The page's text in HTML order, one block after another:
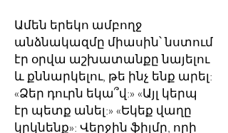
Ամեն երեկո ամբողջ
անձնակազմը միասին՝ նստում
էր օրվա աշխատանքը նայելու
և քննարկելու, թե ինչ ենք արել:
«Ձեր դուրն եկա՞վ:» «Այլ կերպ
էր պետք անել:» «Եկեք վաղը
կրկնենք»: Վերջին ֆիլմը, որի